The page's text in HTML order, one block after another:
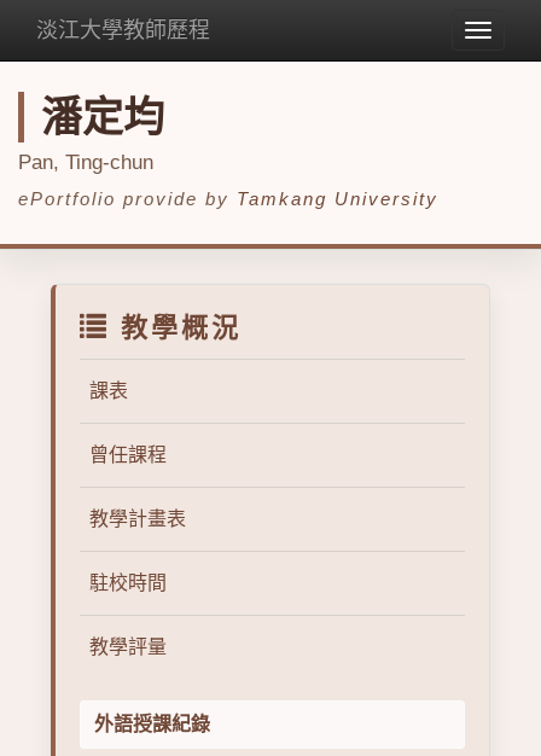
Toggle
淡江大學教師歷程
潘定均
Pan, Ting-chun
ePortfolio provide by Tamkang University
教學概況
課表
曾任課程
教學計畫表
駐校時間
教學評量
外語授課紀錄